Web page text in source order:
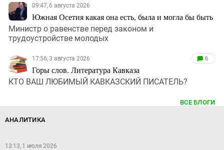
09:47, 6 августа 2026
Южная Осетия какая она есть, была и могла бы быть
Министр о равенстве перед законом и
трудоустройстве молодых
17:56, 3 августа 2026
Горы слов. Литература Кавказа
6
КТО ВАШ ЛЮБИМЫЙ КАВКАЗСКИЙ ПИСАТЕЛЬ?
ВСЕ БЛОГИ
АНАЛИТИКА
13:13, 1 июля 2026